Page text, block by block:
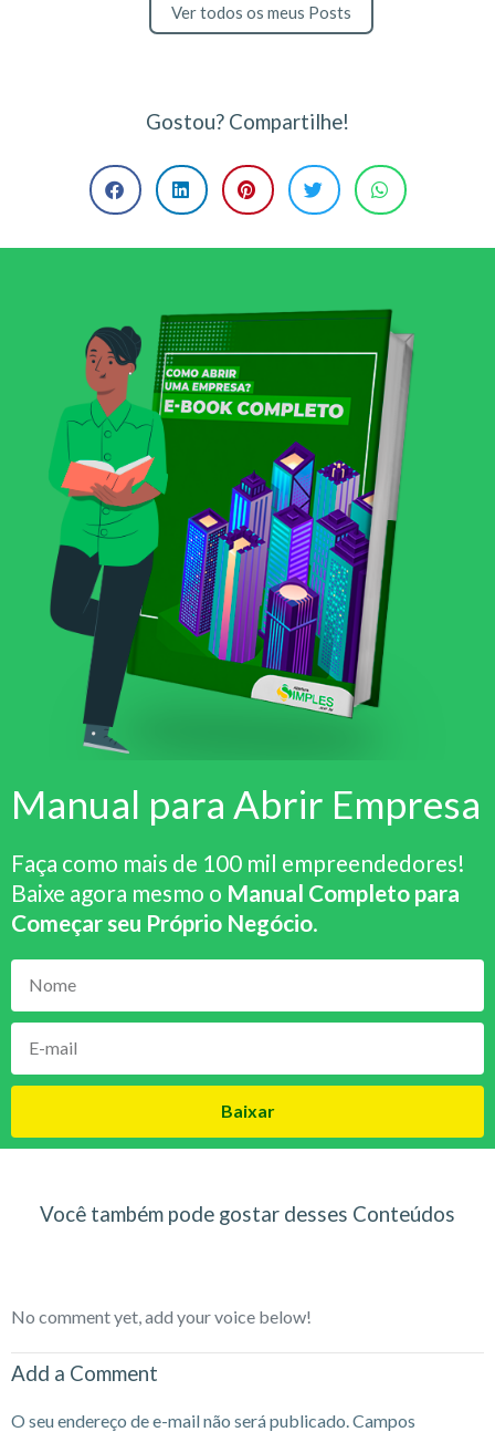
Ver todos os meus Posts
Gostou? Compartilhe!
Manual para Abrir Empresa
Faça como mais de 100 mil empreendedores!
Baixe agora mesmo o Manual Completo para
Começar seu Próprio Negócio.
Baixar
Você também pode gostar desses Conteúdos
No comment yet, add your voice below!
Add a Comment
O seu endereço de e-mail não será publicado. Campos